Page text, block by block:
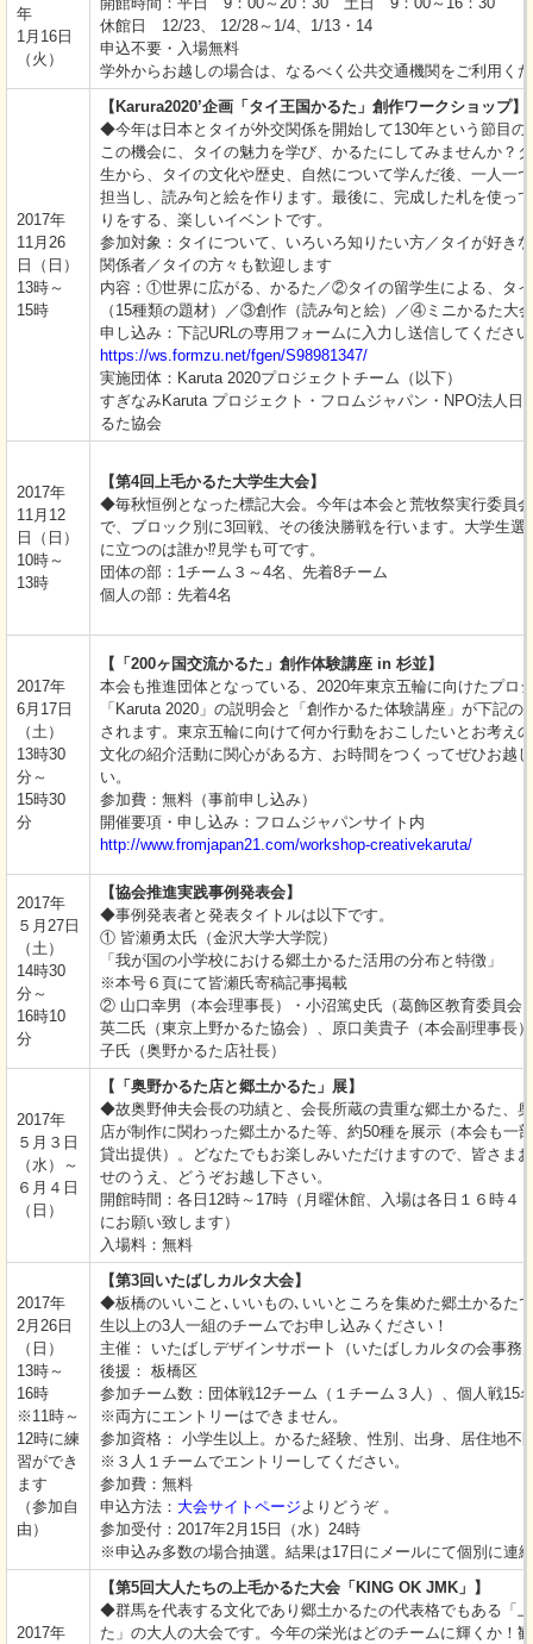
年
1月16日
（火）
休館日 12/23、 12/28～1/4、1/13・14
申込不要・入場無料
学外からお越しの場合は、なるべく公共交通機関をご利用く
2017年
11月26
日（日）
13時～
15時
【Karura2020’企画「タイ王国かるた」創作ワークショップ】
◆今年は日本とタイが外交関係を開始して130年という節目の
この機会に、タイの魅力を学び、かるたにしてみませんか？
生から、タイの文化や歴史、自然について学んだ後、一人一
担当し、読み句と絵を作ります。最後に、完成した札を使っ
りをする、楽しいイベントです。
参加対象：タイについて、いろいろ知りたい方／タイが好き
関係者／タイの方々も歓迎します
内容：①世界に広がる、かるた／②タイの留学生による、タ
（15種類の題材）／③創作（読み句と絵）／④ミニかるた大会
申し込み：下記URLの専用フォームに入力し送信してくださ
https://ws.formzu.net/fgen/S98981347/
実施団体：Karuta 2020プロジェクトチーム（以下）
すぎなみKaruta プロジェクト・フロムジャパン・NPO法人日
るた協会
2017年
11月12
日（日）
10時～
13時
【第4回上毛かるた大学生大会】
◆毎秋恒例となった標記大会。今年は本会と荒牧祭実行委員
で、ブロック別に3回戦、その後決勝戦を行います。大学生選
に立つのは誰か⁉見学も可です。
団体の部：1チーム３～4名、先着8チーム
個人の部：先着4名
2017年
6月17日
（土）
13時30
分～
15時30
分
【「200ヶ国交流かるた」創作体験講座 in 杉並】
本会も推進団体となっている、2020年東京五輪に向けたプロ
「Karuta 2020」の説明会と「創作かるた体験講座」が下記の
されます。東京五輪に向けて何か行動をおこしたいとお考え
文化の紹介活動に関心がある方、お時間をつくってぜひお越
い。
参加費：無料（事前申し込み）
開催要項・申し込み：フロムジャパンサイト内
http://www.fromjapan21.com/workshop-creativekaruta/
2017年
５月27日
（土）
14時30
分～
16時10
分
【協会推進実践事例発表会】
◆事例発表者と発表タイトルは以下です。
① 皆瀬勇太氏（金沢大学大学院）
「我が国の小学校における郷土かるた活用の分布と特徴」
※本号６頁にて皆瀬氏寄稿記事掲載
② 山口幸男（本会理事長）・小沼篤史氏（葛飾区教育委員会
英二氏（東京上野かるた協会）、原口美貴子（本会副理事長
子氏（奥野かるた店社長）
2017年
５月３日
（水）～
６月４日
（日）
【「奥野かるた店と郷土かるた」展】
◆故奥野伸夫会長の功績と、会長所蔵の貴重な郷土かるた、
店が制作に関わった郷土かるた等、約50種を展示（本会も一
貸出提供）。どなたでもお楽しみいただけますので、皆さま
せのうえ、どうぞお越し下さい。
開館時間：各日12時～17時（月曜休館、入場は各日１６時４
にお願い致します）
入場料：無料
2017年
2月26日
（日）
13時～
16時
※11時～
12時に練
習ができ
ます
（参加自
由）
【第3回いたばしカルタ大会】
◆板橋のいいこと､いいもの､いいところを集めた郷土かるた
生以上の3人一組のチームでお申し込みください！
主催： いたばしデザインサポート（いたばしカルタの会事務
後援： 板橋区
参加チーム数：団体戦12チーム（１チーム３人）、個人戦15
※両方にエントリーはできません。
参加資格： 小学生以上。かるた経験、性別、出身、居住地不
※３人１チームでエントリーしてください。
参加費：無料
申込方法： 大会サイトページよりどうぞ 。
参加受付：2017年2月15日（水）24時
※申込み多数の場合抽選。結果は17日にメールにて個別に連
2017年
【第5回大人たちの上毛かるた大会「KING OK JMK」】
◆群馬を代表する文化であり郷土かるたの代表格でもある「
た」の大人の大会です。今年の栄光はどのチームに輝くか！